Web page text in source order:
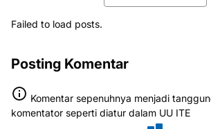
Failed to load posts.
Posting Komentar
Komentar sepenuhnya menjadi
komentator seperti diatur dalam UU ITE